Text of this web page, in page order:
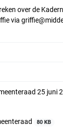
over de
via
25 juni
80 KB